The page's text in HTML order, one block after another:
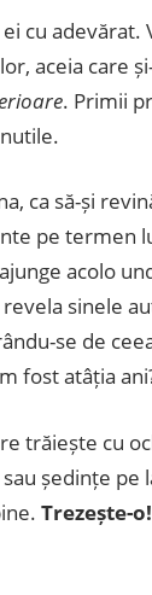
cu adevărat.
aceia care
. Primii
ca să-și
pe termen
acolo
sinele
se de
fost atâția
trăiește cu
ședințe
Trezește-o!